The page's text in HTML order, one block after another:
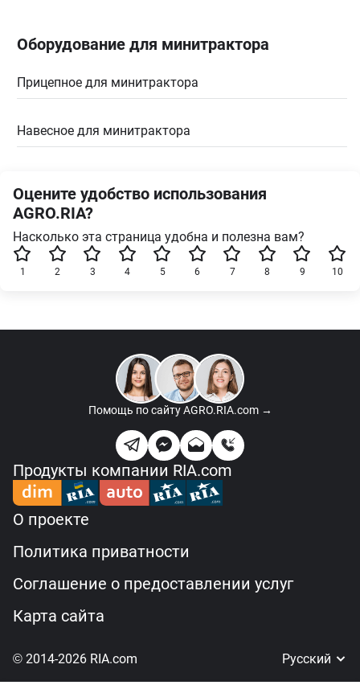
Оборудование для минитрактора
Прицепное для минитрактора
Навесное для минитрактора
Оцените удобство использования
AGRO.RIA?
Насколько эта страница удобна и полезна вам?
10
9
8
7
6
5
4
3
2
1
Помощь по сайтуAGRO.RIA.com →
Продукты компании RIA.com
О проекте
Политика приватности
Соглашение о предоставлении услуг
Карта сайта
© 2014-2026 RIA.com Русский